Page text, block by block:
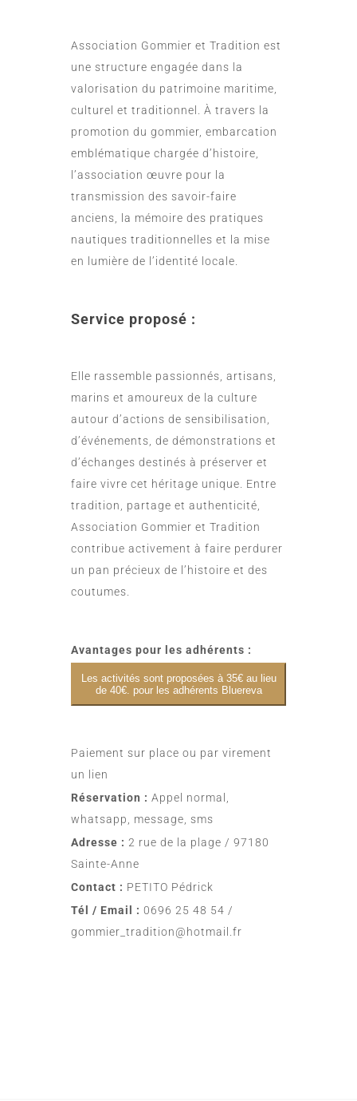
Association Gommier et Tradition est
une structure engagée dans la
valorisation du patrimoine maritime,
culturel et traditionnel. À travers la
promotion du gommier, embarcation
emblématique chargée d’histoire,
l’association œuvre pour la
transmission des savoir-faire
anciens, la mémoire des pratiques
nautiques traditionnelles et la mise
en lumière de l’identité locale.
Service proposé :
Elle rassemble passionnés, artisans,
marins et amoureux de la culture
autour d’actions de sensibilisation,
d’événements, de démonstrations et
d’échanges destinés à préserver et
faire vivre cet héritage unique. Entre
tradition, partage et authenticité,
Association Gommier et Tradition
contribue activement à faire perdurer
un pan précieux de l’histoire et des
coutumes.
Avantages pour les adhérents :
Les activités sont proposées à 35€ au lieu
de 40€. pour les adhérents Bluereva
Paiement sur place ou par virement
un lien
Réservation : Appel normal,
whatsapp, message, sms
Adresse : 2 rue de la plage / 97180
Sainte-Anne
Contact : PETITO Pédrick
Tél / Email : 0696 25 48 54 /
gommier_tradition@hotmail.fr